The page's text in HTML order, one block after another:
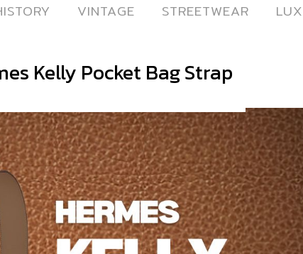
VINTAGE
VINTAGE STREETWEAR
STREETWEAR
Kelly Pocket Bag Strap